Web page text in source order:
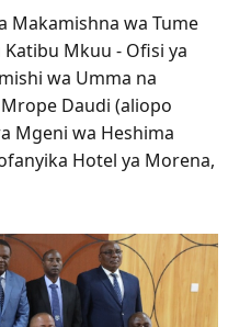
Makamishna wa Tume
Mkuu - Ofisi ya
wa Umma na
Daudi (aliopo
Mgeni wa Heshima
Hotel ya Morena,